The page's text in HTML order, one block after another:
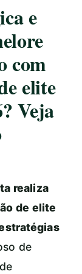
e
com
elite
Veja
realiza
de elite
de